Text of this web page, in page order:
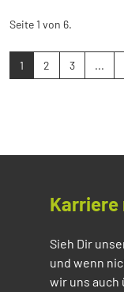
Seite 1 von 6.
1 2 3 ...
Karriere
Sieh Dir
und wenn
wir uns auch